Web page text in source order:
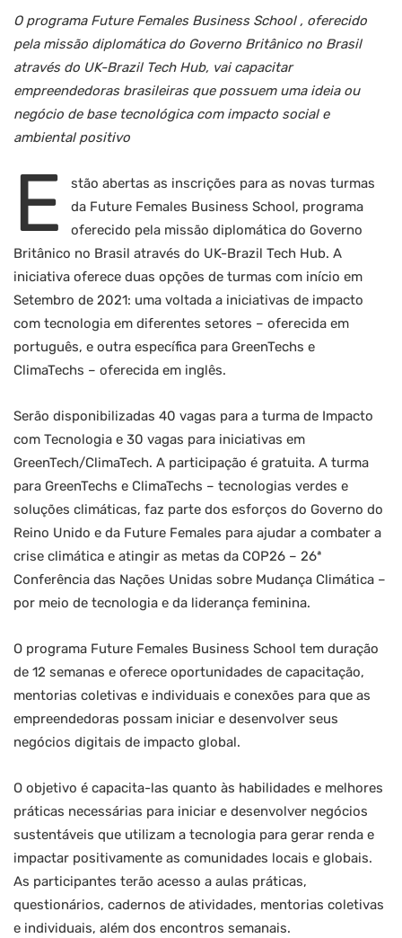
O programa Future Females Business School , oferecido
pela missão diplomática do Governo Britânico no Brasil
através do UK-Brazil Tech Hub, vai capacitar
empreendedoras brasileiras que possuem uma ideia ou
negócio de base tecnológica com impacto social e
ambiental positivo
E
stão abertas as inscrições para as novas turmas
da Future Females Business School, programa
oferecido pela missão diplomática do Governo
Britânico no Brasil através do UK-Brazil Tech Hub. A
iniciativa oferece duas opções de turmas com início em
Setembro de 2021: uma voltada a iniciativas de impacto
com tecnologia em diferentes setores – oferecida em
português, e outra específica para GreenTechs e
ClimaTechs – oferecida em inglês.
Serão disponibilizadas 40 vagas para a turma de Impacto
com Tecnologia e 30 vagas para iniciativas em
GreenTech/ClimaTech. A participação é gratuita. A turma
para GreenTechs e ClimaTechs – tecnologias verdes e
soluções climáticas, faz parte dos esforços do Governo do
Reino Unido e da Future Females para ajudar a combater a
crise climática e atingir as metas da COP26 – 26ª
Conferência das Nações Unidas sobre Mudança Climática –
por meio de tecnologia e da liderança feminina.
O programa Future Females Business School tem duração
de 12 semanas e oferece oportunidades de capacitação,
mentorias coletivas e individuais e conexões para que as
empreendedoras possam iniciar e desenvolver seus
negócios digitais de impacto global.
O objetivo é capacita-las quanto às habilidades e melhores
práticas necessárias para iniciar e desenvolver negócios
sustentáveis que utilizam a tecnologia para gerar renda e
impactar positivamente as comunidades locais e globais.
As participantes terão acesso a aulas práticas,
questionários, cadernos de atividades, mentorias coletivas
e individuais, além dos encontros semanais.